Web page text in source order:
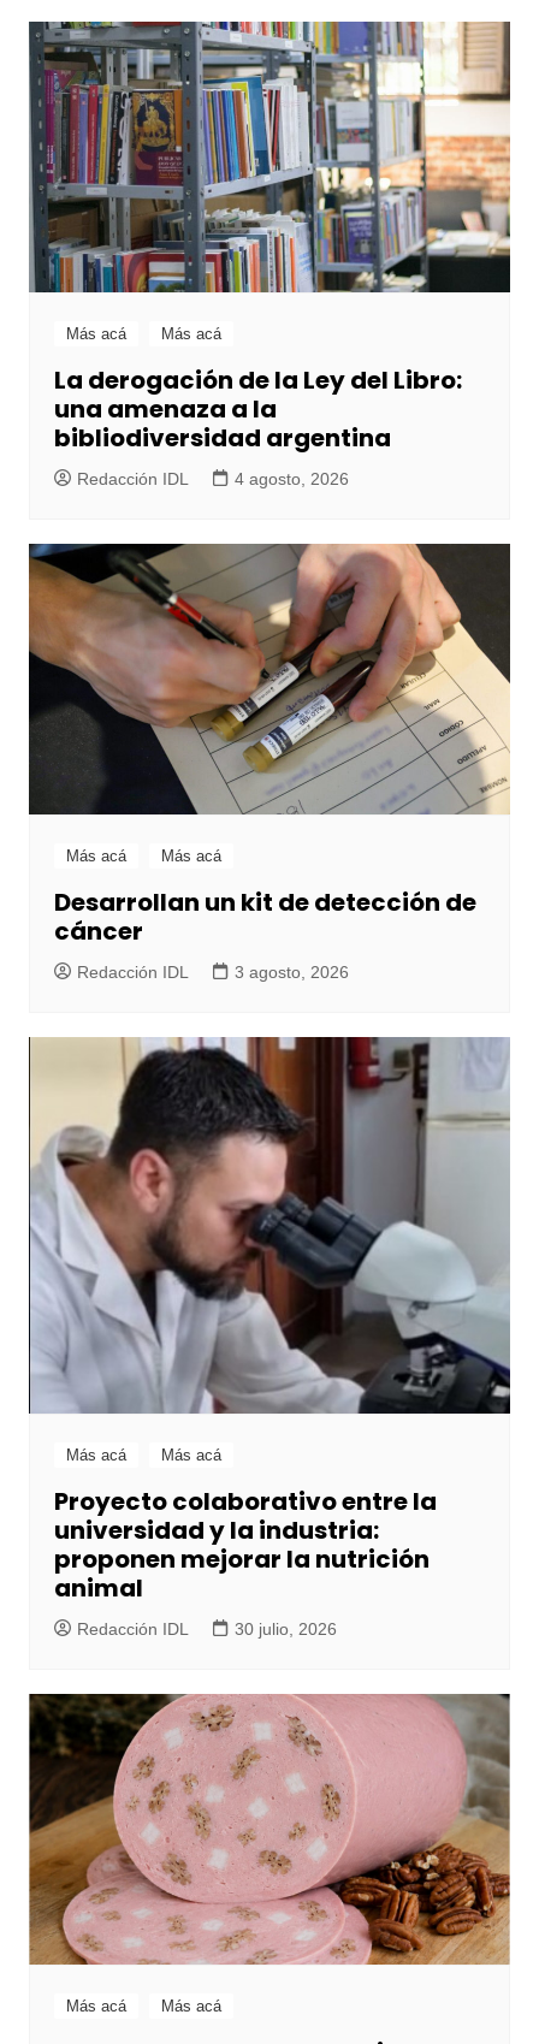
Más acá Más acá
La derogación de la Ley del Libro:
una amenaza a la
bibliodiversidad argentina
Redacción IDL 4 agosto, 2026
Más acá Más acá
Desarrollan un kit de detección de
cáncer
Redacción IDL 3 agosto, 2026
Más acá Más acá
Proyecto colaborativo entre la
universidad y la industria:
proponen mejorar la nutrición
animal
Redacción IDL 30 julio, 2026
Más acá Más acá